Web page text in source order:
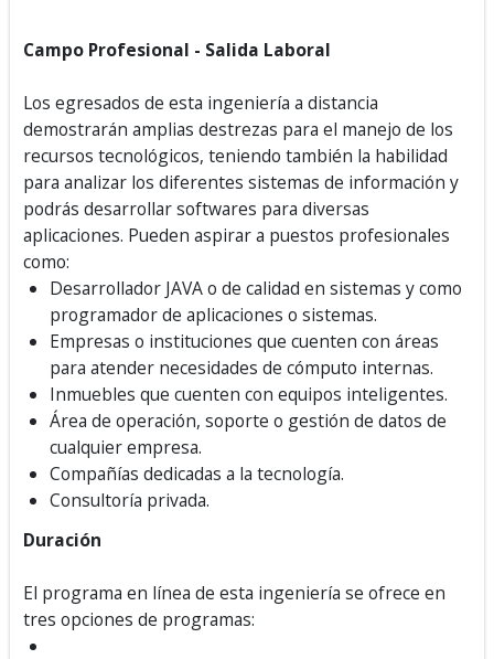
Campo Profesional - Salida Laboral
Los egresados de esta ingeniería a distancia
demostrarán amplias destrezas para el manejo de los
recursos tecnológicos, teniendo también la habilidad
para analizar los diferentes sistemas de información y
podrás desarrollar softwares para diversas
aplicaciones. Pueden aspirar a puestos profesionales
como:
Desarrollador JAVA o de calidad en sistemas y como
programador de aplicaciones o sistemas.
Empresas o instituciones que cuenten con áreas
para atender necesidades de cómputo internas.
Inmuebles que cuenten con equipos inteligentes.
Área de operación, soporte o gestión de datos de
cualquier empresa.
Compañías dedicadas a la tecnología.
Consultoría privada.
Duración
El programa en línea de esta ingeniería se ofrece en
tres opciones de programas: